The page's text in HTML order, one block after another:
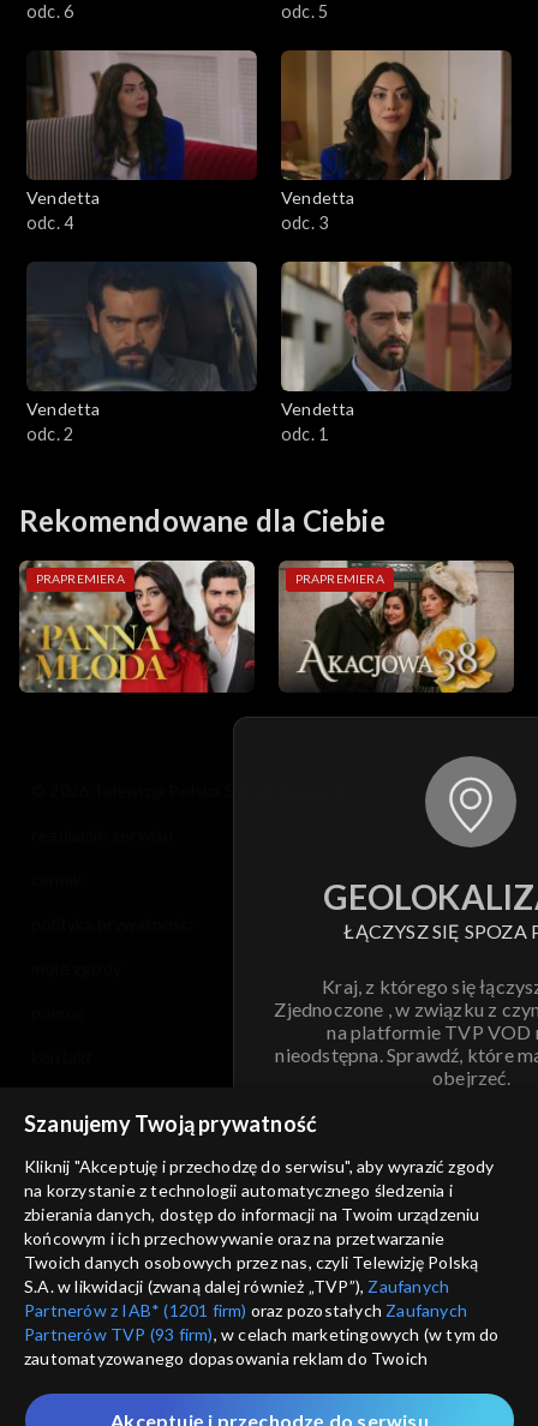
odc. 6
odc. 5
Vendetta
odc. 4
Vendetta
odc. 3
Vendetta
odc. 2
Vendetta
odc. 1
Rekomendowane dla Ciebie
PRAPREMIERA PRAPREMIERA
ŁĄCZYSZ SIĘ SPOZA
Kraj, z którego się
Zjednoczone , w związku z
na platformie TVP VOD
nieodstępna. Sprawdź, które
obejrzeć.
ANULUJ
informacje o dostawcy usług
Szanujemy Twoją prywatność
Kliknij "Akceptuję i przechodzę do serwisu", aby wyrazić zgody
na korzystanie z technologii automatycznego śledzenia i
zbierania danych, dostęp do informacji na Twoim urządzeniu
końcowym i ich przechowywanie oraz na przetwarzanie
Twoich danych osobowych przez nas, czyli Telewizję Polską
S.A. w likwidacji (zwaną dalej również „TVP”), Zaufanych
Partnerów z IAB* (1201 firm) oraz pozostałych Zaufanych
Partnerów TVP (93 firm), w celach marketingowych (w tym do
zautomatyzowanego dopasowania reklam do Twoich
które wskazujemy poniżej, a także zgody na udostępnianie
Akceptuję i przechodzę do serwisu